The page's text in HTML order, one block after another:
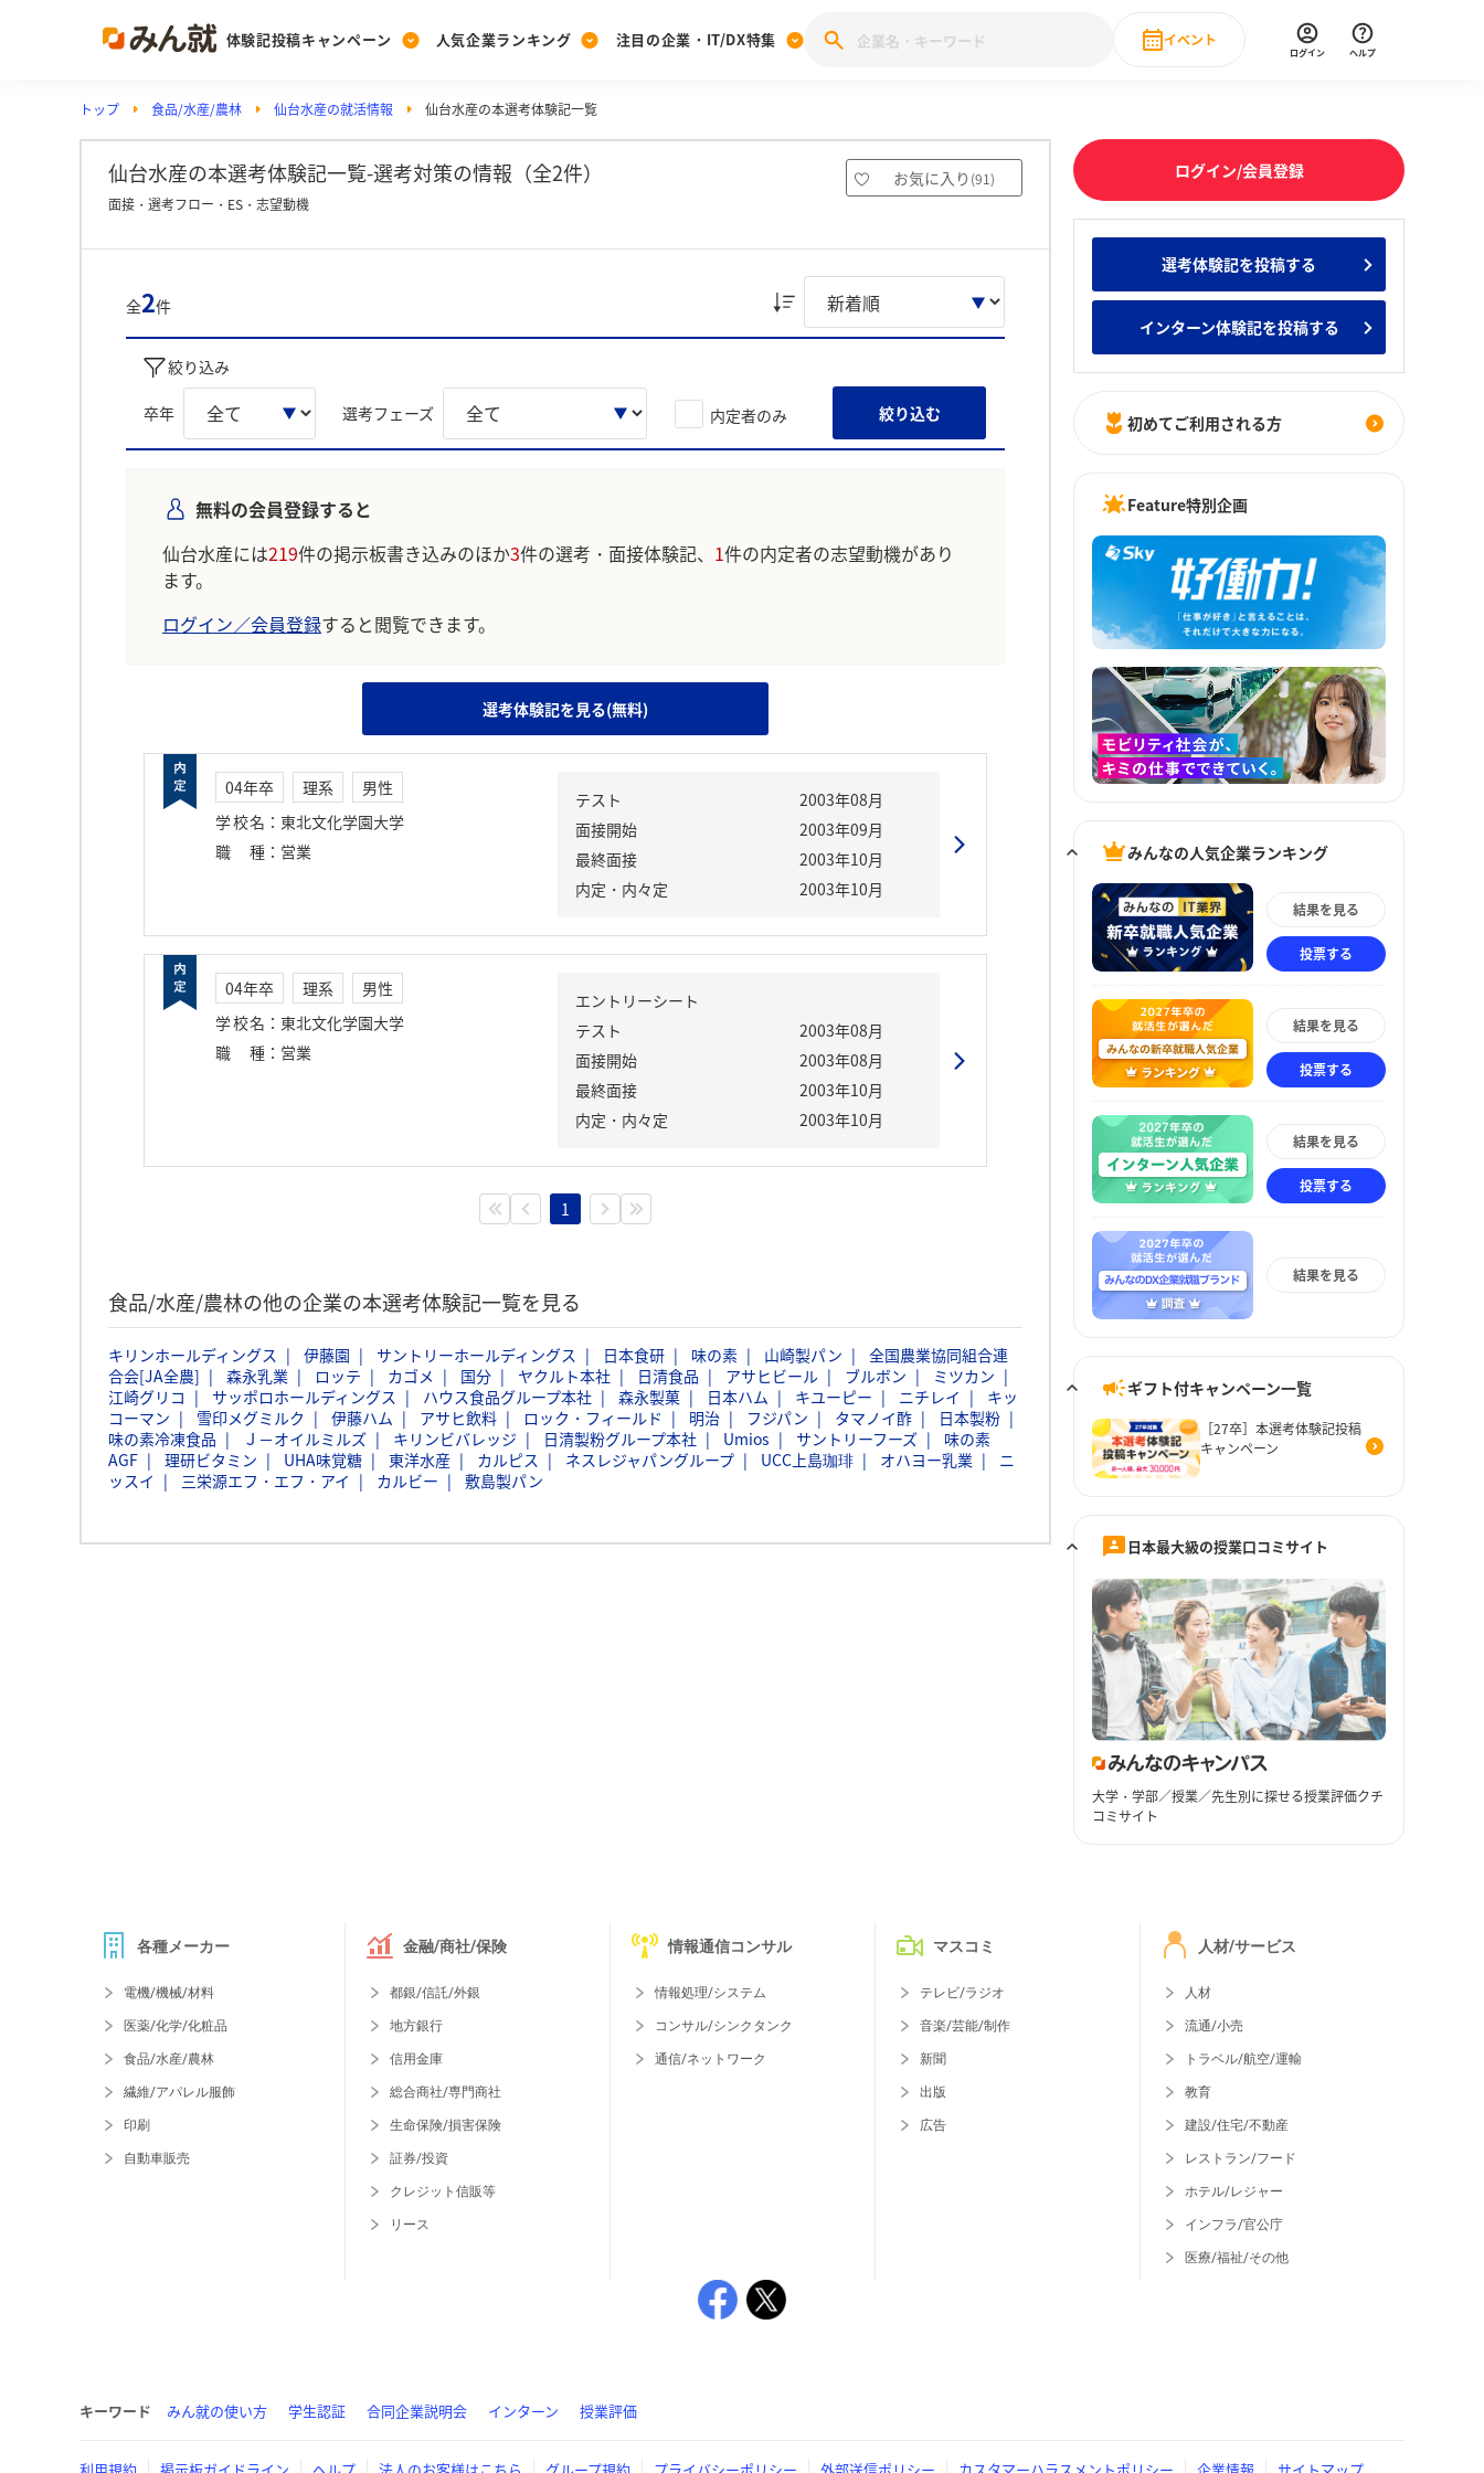
体験記投稿キャンペーン
Post
投稿する
[27卒] 本選考体験記投稿キャンペーン
人気企業ランキング
Ranking
ランキングを見る
Vote みんなの新卒就職人気企業ランキング みんなのインターン人気企業ランキ
注目の企業・IT/DX特集
PickUp
注目の企業特集
28卒 IT・DX現場社員インタビュー
イベント
直近のイベント一覧
ログイン ヘルプ
トップ 食品/水産/農林 仙台水産の就活情報 仙台水産の本選考体験記一覧
仙台水産の本選考体験記一覧-選考対策の情報（全2件） お気に入り (91)
面接・選考フロー・ES・志望動機
全2件
絞り込み
卒年 選考フェーズ 内定者のみ 絞り込む
無料の会員登録すると
仙台水産には219件の掲示板書き込みのほか3件の選考・面接体験記、 1件の内定者の志望動機があり
ます。
ログイン／会員登録すると閲覧できます。
選考体験記を見る(無料)
04年卒 理系
男性
学校名 ： 東北文化学園大学
職種 ： 営業
テスト
2003年08月
面接開始
2003年09月
最終面接
2003年10月
内定・内々定
2003年10月
04年卒 理系
男性
学校名 ： 東北文化学園大学
職種 ： 営業
エントリーシート
テスト
2003年08月
面接開始
2003年08月
最終面接
2003年10月
内定・内々定
2003年10月
1
食品/水産/農林の他の企業の本選考体験記一覧を見る
キリンホールディングス 伊藤園 サントリーホールディングス 日本食研 味の素 山崎製パン
全国農業協同組合連
合会[JA全農]
森永乳業 ロッテ カゴメ 国分 ヤクルト本社 日清食品 アサヒビール ブルボン
ミツカン
江崎グリコ
サッポロホールディングス ハウス食品グループ本社 森永製菓 日本ハム キユーピー ニチレイ
キッ
コーマン
雪印メグミルク 伊藤ハム アサヒ飲料 ロック・フィールド 明治 フジパン タマノイ酢
日本製粉
味の素冷凍食品
Ｊ－オイルミルズ キリンビバレッジ 日清製粉グループ本社 Umios サントリーフーズ
味の素
AGF
理研ビタミン UHA味覚糖 東洋水産 カルピス ネスレジャパングループ UCC上島珈琲 オハヨー乳業
ニ
ッスイ
三栄源エフ・エフ・アイ カルビー 敷島製パン
ログイン/会員登録
選考体験記を投稿する
インターン体験記を投稿する
初めてご利用される方
Feature特別企画
みんなの人気企業ランキング
結果を見る
投票する
結果を見る
投票する
結果を見る
投票する
結果を見る
ギフト付キャンペーン一覧
［27卒］本選考体験記投稿
キャンペーン
日本最大級の授業口コミサイト
大学・学部／授業／先生別に探せる授業評価クチ
コミサイト
各種メーカー
電機/機械/材料
医薬/化学/化粧品
食品/水産/農林
繊維/アパレル服飾
印刷
自動車販売
金融/商社/保険
都銀/信託/外銀
地方銀行
信用金庫
総合商社/専門商社
生命保険/損害保険
証券/投資
クレジット信販等
リース
情報通信コンサル
情報処理/システム
コンサル/シンクタンク
通信/ネットワーク
マスコミ
テレビ/ラジオ
音楽/芸能/制作
新聞
出版
広告
人材/サービス
人材
流通/小売
トラベル/航空/運輸
教育
建設/住宅/不動産
レストラン/フード
ホテル/レジャー
インフラ/官公庁
医療/福祉/その他
キーワード みん就の使い方 学生認証 合同企業説明会 インターン 授業評価